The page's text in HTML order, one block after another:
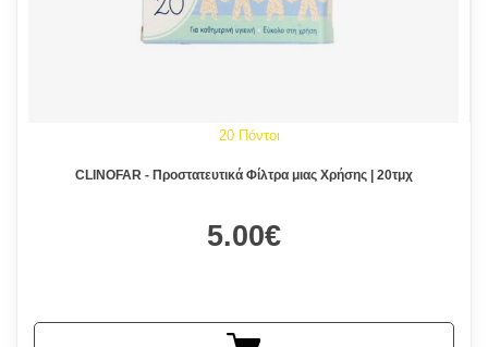
20 Πόντοι
CLINOFAR - Προστατευτικά Φίλτρα μιας Χρήσης | 20τμχ
5.00€